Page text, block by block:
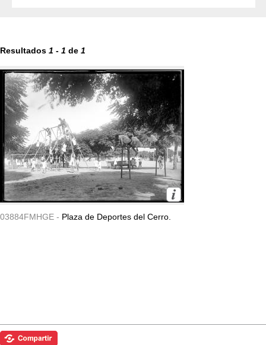
Resultados 1 - 1 de 1
03884FMHGE - Plaza de Deportes del Cerro.